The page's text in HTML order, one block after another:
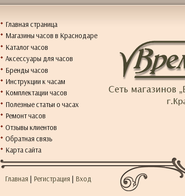
Главная страница
Магазины часов в Краснодаре
Каталог часов
Аксессуары для часов
Бренды часов
Инструкции к часам
Комплектации часов
Полезные статьи о часах
Ремонт часов
Отзывы клиентов
Обратная связь
Карта сайта
Главная | Регистрация | Вход